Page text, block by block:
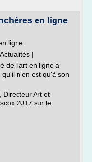
en ligne
ligne
|
de l'art en ligne a
n'en est qu'à son
Directeur Art et
2017 sur le